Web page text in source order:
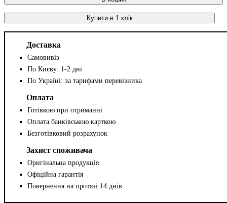
Купити в 1 клік
Доставка
Самовивіз
По Києву: 1-2 дні
По Україні: за тарифами перевізника
Оплата
Готівкою при отриманні
Оплата банківською карткою
Безготівковий розрахунок
Захист споживача
Оригінальна продукція
Офіційна гарантія
Повернення на протязі 14 днів